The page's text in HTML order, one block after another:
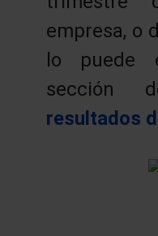
empresa, o
lo puede
sección
resultados